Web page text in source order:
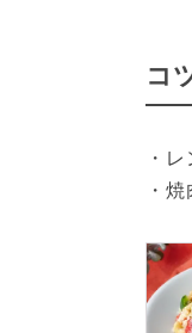
コ
・
・